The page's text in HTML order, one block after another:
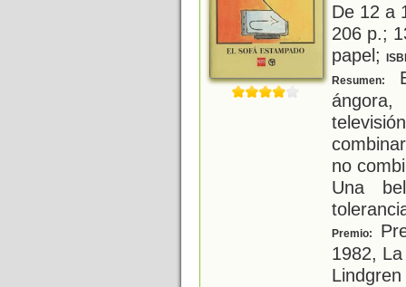
De 12 a
206 p.;
papel;
Resumen:
no
Una
Premio:
1982,